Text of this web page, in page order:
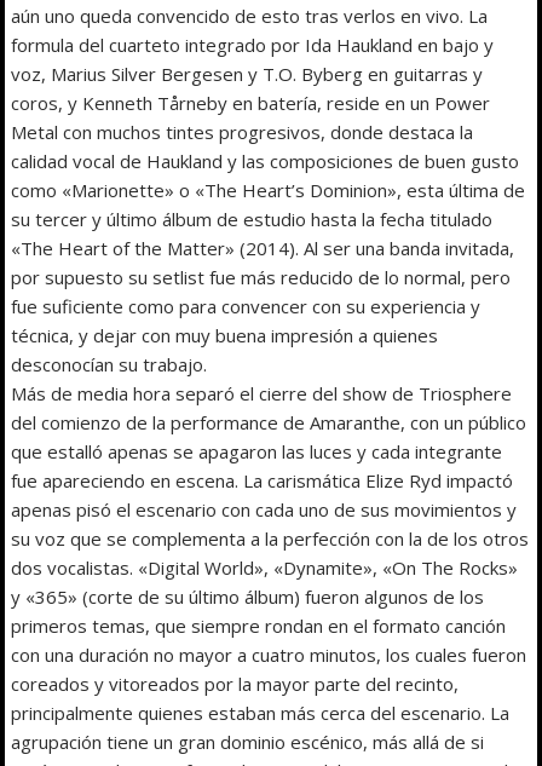
aún uno queda convencido de esto tras verlos en vivo. La
formula del cuarteto integrado por Ida Haukland en bajo y
voz, Marius Silver Bergesen y T.O. Byberg en guitarras y
coros, y Kenneth Tårneby en batería, reside en un Power
Metal con muchos tintes progresivos, donde destaca la
calidad vocal de Haukland y las composiciones de buen gusto
como «Marionette» o «The Heart’s Dominion», esta última de
su tercer y último álbum de estudio hasta la fecha titulado
«The Heart of the Matter» (2014). Al ser una banda invitada,
por supuesto su setlist fue más reducido de lo normal, pero
fue suficiente como para convencer con su experiencia y
técnica, y dejar con muy buena impresión a quienes
desconocían su trabajo.
Más de media hora separó el cierre del show de Triosphere
del comienzo de la performance de Amaranthe, con un público
que estalló apenas se apagaron las luces y cada integrante
fue apareciendo en escena. La carismática Elize Ryd impactó
apenas pisó el escenario con cada uno de sus movimientos y
su voz que se complementa a la perfección con la de los otros
dos vocalistas. «Digital World», «Dynamite», «On The Rocks»
y «365» (corte de su último álbum) fueron algunos de los
primeros temas, que siempre rondan en el formato canción
con una duración no mayor a cuatro minutos, los cuales fueron
coreados y vitoreados por la mayor parte del recinto,
principalmente quienes estaban más cerca del escenario. La
agrupación tiene un gran dominio escénico, más allá de si